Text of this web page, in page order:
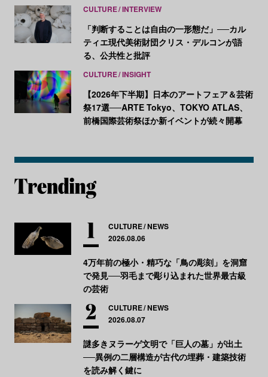
CULTURE INTERVIEW
「判断することは自由の一形態だ」──カル
ティエ現代美術財団クリス・デルコンが語
る、公共性と批評
CULTURE INSIGHT
【2026年下半期】日本のアートフェア＆芸術
祭17選──ARTE Tokyo、TOKYO ATLAS、
前橋国際芸術祭ほか新イベントが続々開幕
CULTURE NEWS
2026.08.06
4万年前の極小・精巧な「鳥の彫刻」を洞窟
で発見──羽毛まで彫り込まれた世界最古級
の芸術
CULTURE NEWS
2026.08.07
謎多きヌラーゲ文明で「巨人の墓」が出土
──異例の二層構造が古代の埋葬・建築技術
を読み解く鍵に